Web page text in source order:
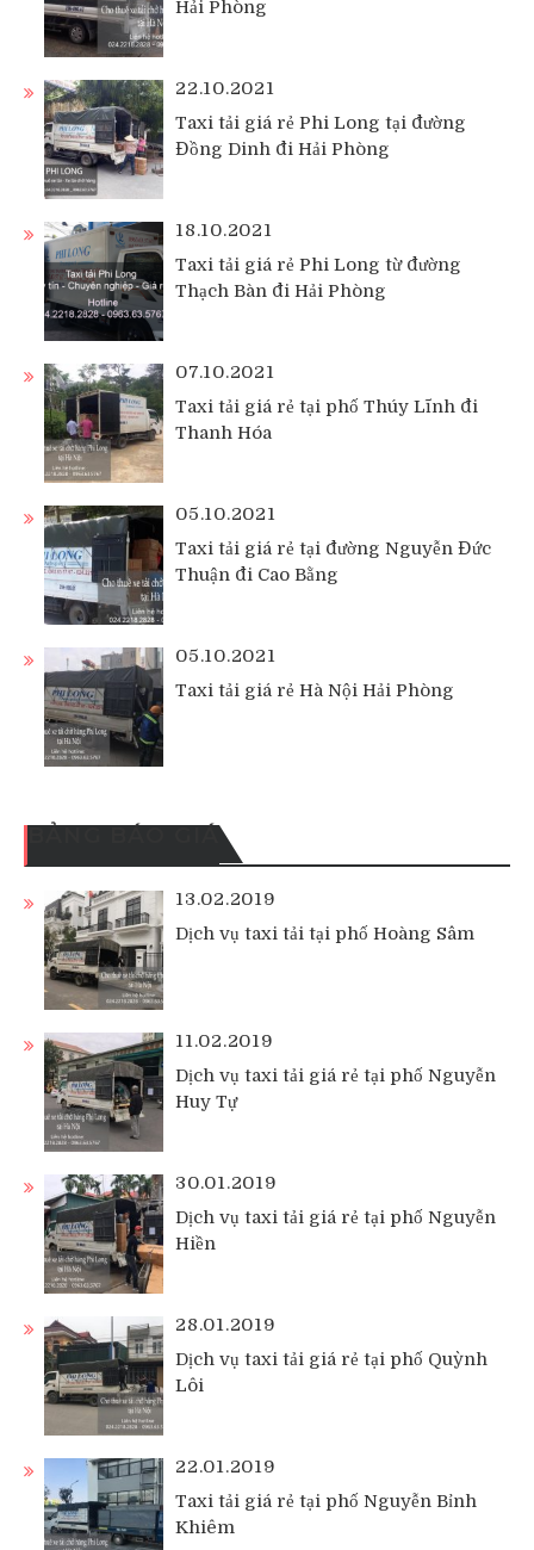
Hải Phòng
22.10.2021
Taxi tải giá rẻ Phi Long tại đường
Đồng Dinh đi Hải Phòng
18.10.2021
Taxi tải giá rẻ Phi Long từ đường
Thạch Bàn đi Hải Phòng
07.10.2021
Taxi tải giá rẻ tại phố Thúy Lĩnh đi
Thanh Hóa
05.10.2021
Taxi tải giá rẻ tại đường Nguyễn Đức
Thuận đi Cao Bằng
05.10.2021
Taxi tải giá rẻ Hà Nội Hải Phòng
BẢNG BÁO GIÁ
13.02.2019
Dịch vụ taxi tải tại phố Hoàng Sâm
11.02.2019
Dịch vụ taxi tải giá rẻ tại phố Nguyễn
Huy Tự
30.01.2019
Dịch vụ taxi tải giá rẻ tại phố Nguyễn
Hiền
28.01.2019
Dịch vụ taxi tải giá rẻ tại phố Quỳnh
Lôi
22.01.2019
Taxi tải giá rẻ tại phố Nguyễn Bỉnh
Khiêm